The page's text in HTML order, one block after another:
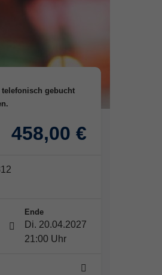
458,00 €
Ende
Di. 20.04.2027
21:00 Uhr